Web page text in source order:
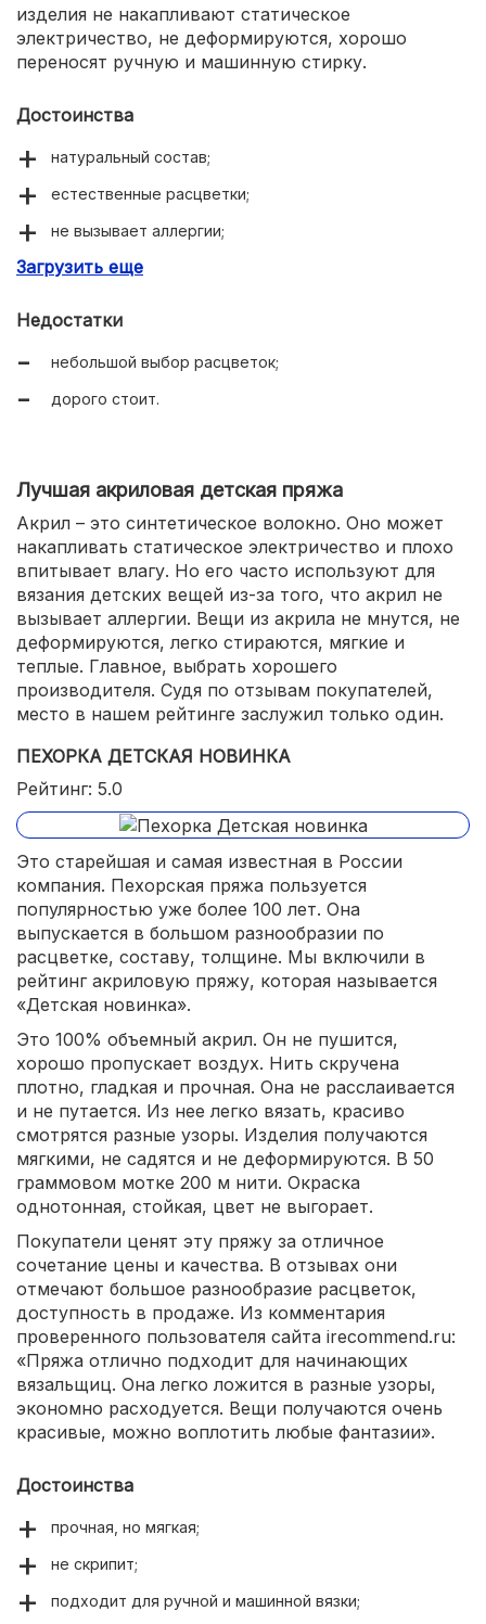
изделия не накапливают статическое
электричество, не деформируются, хорошо
переносят ручную и машинную стирку.
Достоинства
натуральный состав;
естественные расцветки;
не вызывает аллергии;
мягкая, эластичная;
Загрузить еще
Недостатки
небольшой выбор расцветок;
дорого стоит.
Лучшая акриловая детская пряжа
Акрил – это синтетическое волокно. Оно может
накапливать статическое электричество и плохо
впитывает влагу. Но его часто используют для
вязания детских вещей из-за того, что акрил не
вызывает аллергии. Вещи из акрила не мнутся, не
деформируются, легко стираются, мягкие и
теплые. Главное, выбрать хорошего
производителя. Судя по отзывам покупателей,
место в нашем рейтинге заслужил только один.
ПЕХОРКА ДЕТСКАЯ НОВИНКА
Рейтинг: 5.0
Это старейшая и самая известная в России
компания. Пехорская пряжа пользуется
популярностью уже более 100 лет. Она
выпускается в большом разнообразии по
расцветке, составу, толщине. Мы включили в
рейтинг акриловую пряжу, которая называется
«Детская новинка».
Это 100% объемный акрил. Он не пушится,
хорошо пропускает воздух. Нить скручена
плотно, гладкая и прочная. Она не расслаивается
и не путается. Из нее легко вязать, красиво
смотрятся разные узоры. Изделия получаются
мягкими, не садятся и не деформируются. В 50
граммовом мотке 200 м нити. Окраска
однотонная, стойкая, цвет не выгорает.
Покупатели ценят эту пряжу за отличное
сочетание цены и качества. В отзывах они
отмечают большое разнообразие расцветок,
доступность в продаже. Из комментария
проверенного пользователя сайта irecommend.ru:
«Пряжа отлично подходит для начинающих
вязальщиц. Она легко ложится в разные узоры,
экономно расходуется. Вещи получаются очень
красивые, можно воплотить любые фантазии».
Достоинства
прочная, но мягкая;
не скрипит;
подходит для ручной и машинной вязки;